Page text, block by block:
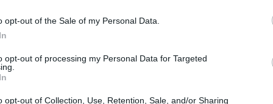
opt-out of the Sale of my Personal Data.
opt-out of processing my Personal Data for Targeted
opt-out of Collection, Use, Retention, Sale, and/or Sharing